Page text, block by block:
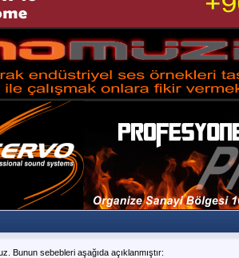
Bunun sebebleri aşağıda açıklanmıştır: